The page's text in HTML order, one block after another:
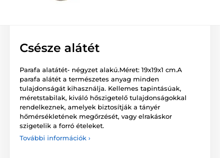
Csésze alátét
Parafa alatátét- négyzet alakú.Méret: 19x19x1 cm.A
parafa alátét a természetes anyag minden
tulajdonságát kihasználja. Kellemes tapintásúak,
méretstabilak, kiváló hőszigetelő tulajdonságokkal
rendelkeznek, amelyek biztosítják a tányér
hőmérsékletének megőrzését, vagy elrakáskor
szigetelik a forró ételeket.
További információk ›